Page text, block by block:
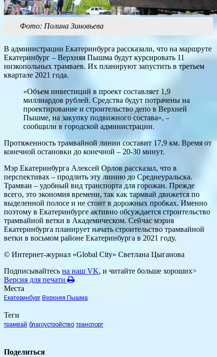
Фото: Полина Зиновьева
В администрации Екатеринбурга рассказали, что на маршруте
Екатеринбург – Верхняя Пышма будут курсировать 11
низкопольных трамваев. Их планируют запустить в третьем
квартале 2021 года.
«Объем инвестиций в проект составляет 1,9
миллиардов рублей. Средства будут потрачены на
проектирование и строительство депо в Верхней
Пышме, на закупку подвижного состава», –
сообщили в городской администрации.
Протяженность трамвайной линии составит 17,9 км. Время от
конечной остановки до конечной – 20-30 минут.
Мэр Екатеринбурга Алексей Орлов рассказал, что в
перспективах – продлить эту линию до Среднеуральска.
Трамваи – удобный вид транспорта для горожан. Прежде
всего, это экономия времени, так как тармвай движется по
выделенной полосе и не стоит в дорожных пробках. Именно
поэтому в Екатеринбурге активно обсуждается строительство
трамвайной ветки в Академическом. Сейчас мэрия
Екатеринбурга планирует начать строительство трамвайной
ветки в восьмом районе Екатеринбурга в 2021 году.
© Интернет-журнал «Global City» Светлана Цыганова
Подписывайтесь на наш VK, и читайте больше хороших>
Версия для печати
Места
Екатеринбург Верхняя Пышма
Теги
трамвай благоустройство транспорт
Поделиться